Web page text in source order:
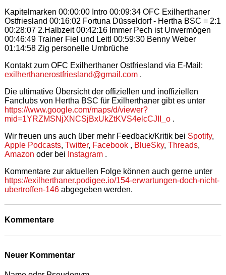
Kapitelmarken 00:00:00 Intro 00:09:34 OFC Exilherthaner
Ostfriesland 00:16:02 Fortuna Düsseldorf - Hertha BSC = 2:1
00:28:07 2.Halbzeit 00:42:16 Immer Pech ist Unvermögen
00:46:49 Trainer Fiel und Leitl 00:59:30 Benny Weber
01:14:58 Zig personelle Umbrüche
Kontakt zum OFC Exilherthaner Ostfriesland via E-Mail:
exilherthanerostfriesland@gmail.com.
Die ultimative Übersicht der offiziellen und inoffiziellen
Fanclubs von Hertha BSC für Exilherthaner gibt es unter
https://www.google.com/maps/d/viewer?
mid=1YRZMSNjXNCSjBxUkZtKVS4elcCJII_o.
Wir freuen uns auch über mehr Feedback/Kritik bei Spotify,
Apple Podcasts, Twitter, Facebook , BlueSky, Threads,
Amazon oder bei Instagram.
Kommentare zur aktuellen Folge können auch gerne unter
https://exilherthaner.podigee.io/154-erwartungen-doch-nicht-
ubertroffen-146abgegeben werden.
Kommentare
Neuer Kommentar